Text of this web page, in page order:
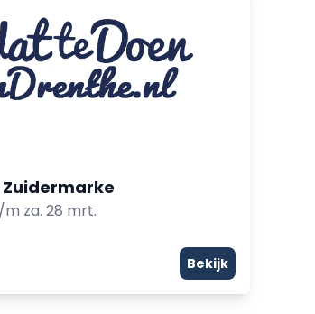
Zuidermarke
za. 28 mrt.
Bekijk